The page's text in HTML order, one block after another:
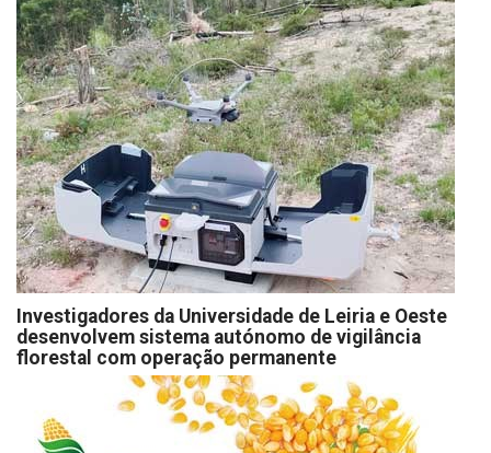
Investigadores da Universidade de Leiria e Oeste
desenvolvem sistema autónomo de vigilância
florestal com operação permanente